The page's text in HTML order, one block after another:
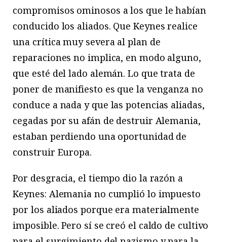
compromisos ominosos a los que le habían
conducido los aliados. Que Keynes realice
una crítica muy severa al plan de
reparaciones no implica, en modo alguno,
que esté del lado alemán. Lo que trata de
poner de manifiesto es que la venganza no
conduce a nada y que las potencias aliadas,
cegadas por su afán de destruir Alemania,
estaban perdiendo una oportunidad de
construir Europa.
Por desgracia, el tiempo dio la razón a
Keynes: Alemania no cumplió lo impuesto
por los aliados porque era materialmente
imposible. Pero sí se creó el caldo de cultivo